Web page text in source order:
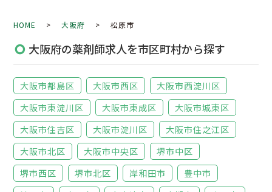
HOME >大阪府 > 松原市
大阪府の薬剤師求人を市区町村から探す
大阪市都島区 大阪市西区
大阪市西淀川区
大阪市東淀川区
大阪市東成区
大阪市城東区
大阪市住吉区
大阪市淀川区
大阪市住之江区
大阪市北区
大阪市中央区
堺市中区
堺市西区
堺市北区 岸和田市
豊中市